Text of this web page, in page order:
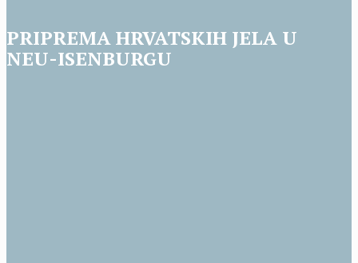
PRIPREMA HRVATSKIH JELA U
NEU-ISENBURGU